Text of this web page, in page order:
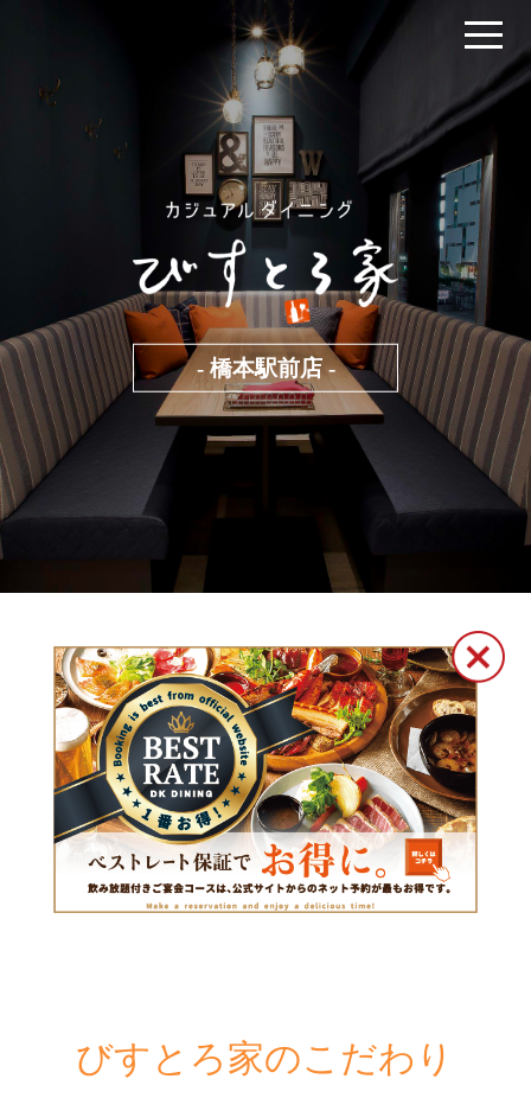
- 橋本駅前店 -
びすとろ家のこだわり